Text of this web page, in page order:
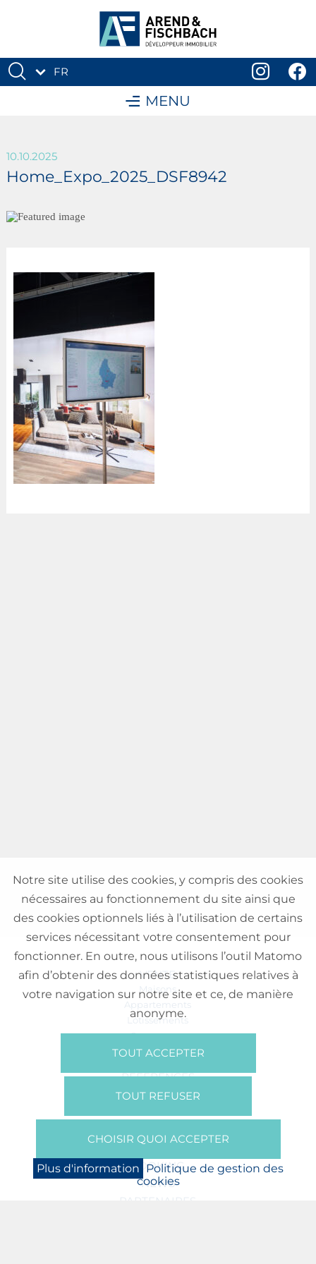
FR
MENU
10.10.2025
Home_Expo_2025_DSF8942
VENTE
Maisons
Appartements
Lotissements
Commerces
Bureaux
RÉFÉRENCES
SUR NOUS
Presse
BOOKING
NEWS
PARTENAIRES
Notre site utilise des cookies, y compris des cookies
nécessaires au fonctionnement du site ainsi que
des cookies optionnels liés à l’utilisation de certains
services nécessitant votre consentement pour
fonctionner. En outre, nous utilisons l’outil Matomo
afin d’obtenir des données statistiques relatives à
votre navigation sur notre site et ce, de manière
anonyme.
TOUT ACCEPTER
TOUT REFUSER
CHOISIR QUOI ACCEPTER
Plus d'information Politique de gestion des
cookies